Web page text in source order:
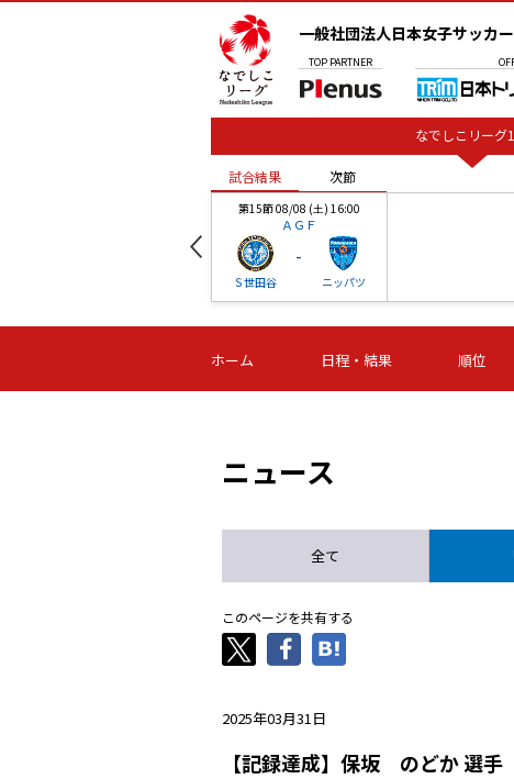
一般社団法人日本女子サッカ
TOP PARTNER
なでしこリーグ
試合結果 次節
第15節 08/08 (土) 16:00
ＡＧＦ
Ｓ世田谷
-
ニッパツ
-
第16節 09/05 (土) 15:00
ニッパツ
-
第16節 09/05 (土)
石人の星
-
試合結果 次節
ホーム 日程・結果 順位
ニュース
全て
このページを共有する
2025年03月31日
【記録達成】保坂 のどか 選